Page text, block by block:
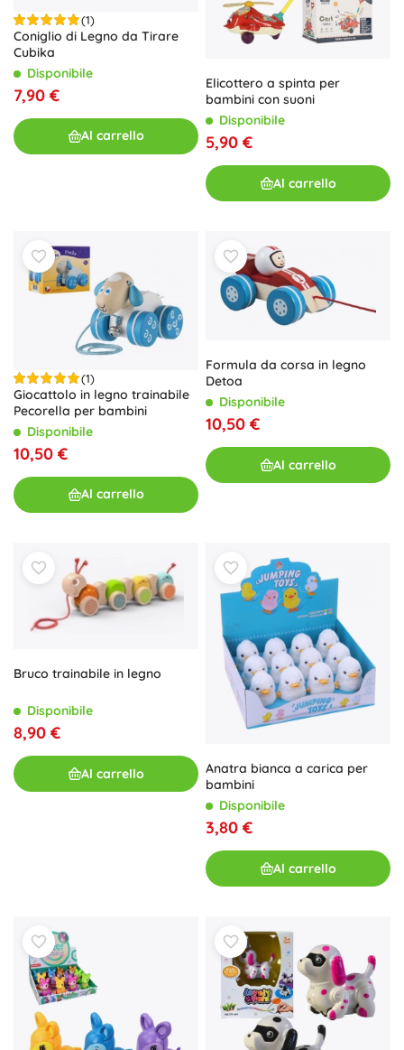
(1)
Coniglio di Legno da Tirare
Cubika
Disponibile
7,90 €
Al carrello
Elicottero a spinta per
bambini con suoni
Disponibile
5,90 €
Al carrello
(1)
Giocattolo in legno trainabile
Pecorella per bambini
Disponibile
10,50 €
Al carrello
Formula da corsa in legno
Detoa
Disponibile
10,50 €
Al carrello
Bruco trainabile in legno
Disponibile
8,90 €
Al carrello
Anatra bianca a carica per
bambini
Disponibile
3,80 €
Al carrello